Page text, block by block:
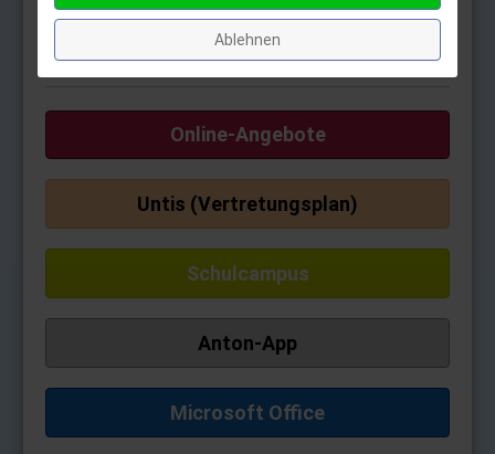
Für weitere Fragen wenden Sie sich bitte an die
Klassenleitungen.
Online-Angebote
Untis (Vertretungsplan)
Schulcampus
Anton-App
Microsoft Office
Ablehnen